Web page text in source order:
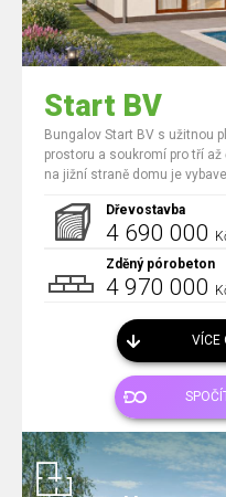
Start BV
Bungalov Start BV s užitnou
prostoru a soukromí pro tří
na jižní straně domu je
Dřevostavba
4 690 000
Zděný pórobeton
4 970 000
VÍCE